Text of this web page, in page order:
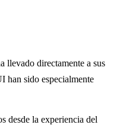
llevado directamente a sus
han sido especialmente
desde la experiencia del